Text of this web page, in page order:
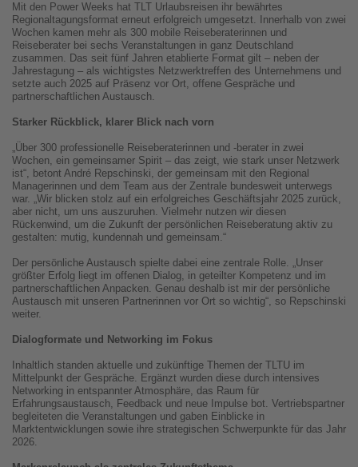
Mit den Power Weeks hat TLT Urlaubsreisen ihr bewährtes
Regionaltagungsformat erneut erfolgreich umgesetzt. Innerhalb von zwei
Wochen kamen mehr als 300 mobile Reiseberaterinnen und
Reiseberater bei sechs Veranstaltungen in ganz Deutschland
zusammen. Das seit fünf Jahren etablierte Format gilt – neben der
Jahrestagung – als wichtigstes Netzwerktreffen des Unternehmens und
setzte auch 2025 auf Präsenz vor Ort, offene Gespräche und
partnerschaftlichen Austausch.
Starker Rückblick, klarer Blick nach vorn
„Über 300 professionelle Reiseberaterinnen und -berater in zwei
Wochen, ein gemeinsamer Spirit – das zeigt, wie stark unser Netzwerk
ist“, betont André Repschinski, der gemeinsam mit den Regional
Managerinnen und dem Team aus der Zentrale bundesweit unterwegs
war. „Wir blicken stolz auf ein erfolgreiches Geschäftsjahr 2025 zurück,
aber nicht, um uns auszuruhen. Vielmehr nutzen wir diesen
Rückenwind, um die Zukunft der persönlichen Reiseberatung aktiv zu
gestalten: mutig, kundennah und gemeinsam.“
Der persönliche Austausch spielte dabei eine zentrale Rolle. „Unser
größter Erfolg liegt im offenen Dialog, in geteilter Kompetenz und im
partnerschaftlichen Anpacken. Genau deshalb ist mir der persönliche
Austausch mit unseren Partnerinnen vor Ort so wichtig“, so Repschinski
weiter.
Dialogformate und Networking im Fokus
Inhaltlich standen aktuelle und zukünftige Themen der TLTU im
Mittelpunkt der Gespräche. Ergänzt wurden diese durch intensives
Networking in entspannter Atmosphäre, das Raum für
Erfahrungsaustausch, Feedback und neue Impulse bot. Vertriebspartner
begleiteten die Veranstaltungen und gaben Einblicke in
Marktentwicklungen sowie ihre strategischen Schwerpunkte für das Jahr
2026.